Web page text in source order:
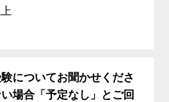
についてお聞かせくださ
場合「予定なし」とご回